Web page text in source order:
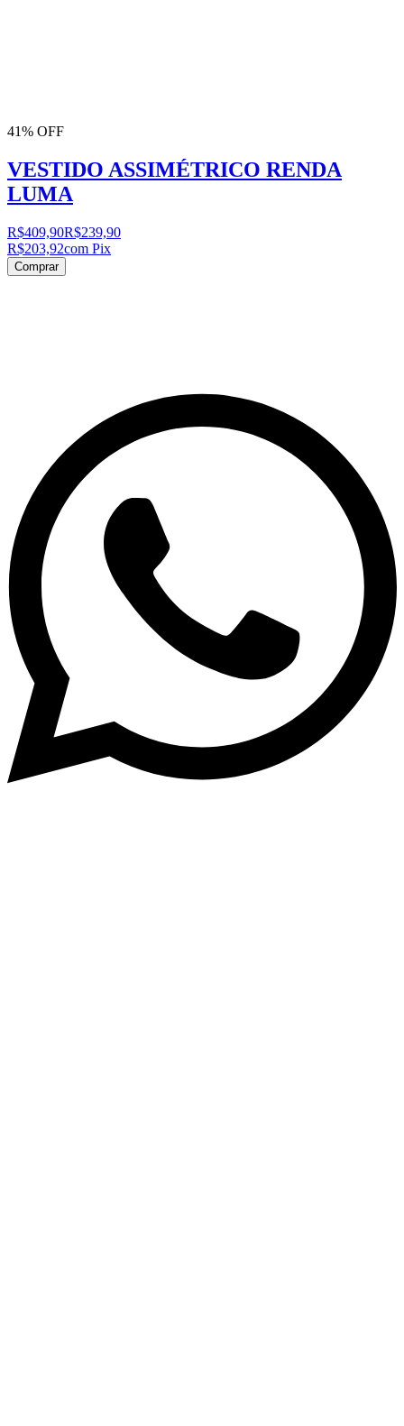
41% OFF
VESTIDO ASSIMÉTRICO RENDA
LUMA
R$409,90R$239,90
R$203,92com Pix
Comprar